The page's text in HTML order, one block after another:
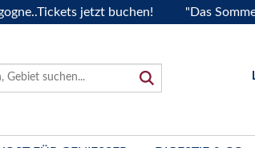
jetzt buchen! "Das